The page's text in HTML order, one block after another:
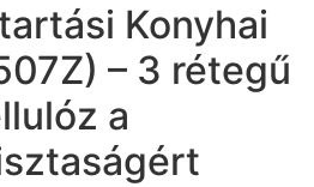
Konyhai
– 3 rétegű
a